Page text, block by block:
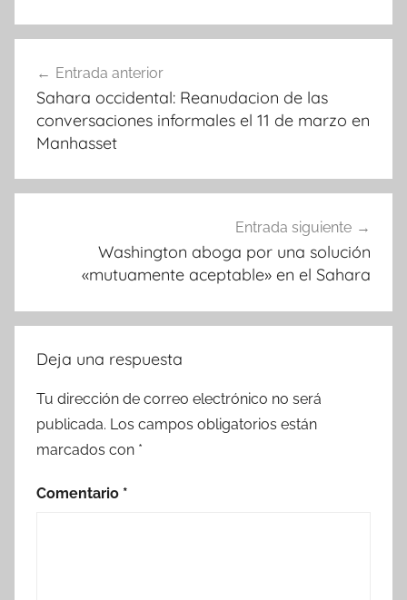
de
entradas
Entrada anterior
Sahara occidental: Reanudacion de las
conversaciones informales el 11 de marzo en
Manhasset
Entrada siguiente
Washington aboga por una solución
«mutuamente aceptable» en el Sahara
Deja una respuesta
Tu dirección de correo electrónico no será
publicada. Los campos obligatorios están
marcados con *
Comentario *